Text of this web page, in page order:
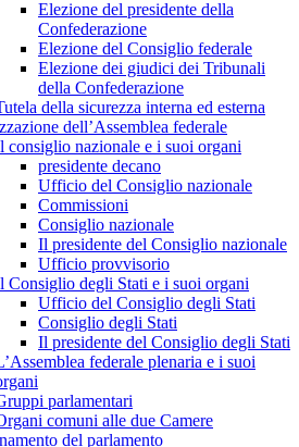
Elezione del presidente della
Confederazione
Elezione del Consiglio federale
Elezione dei giudici dei Tribunali
della Confederazione
della sicurezza interna ed esterna
dell’Assemblea federale
consiglio nazionale e i suoi organi
presidente decano
Ufficio del Consiglio nazionale
Commissioni
Consiglio nazionale
Il presidente del Consiglio nazionale
Ufficio provvisorio
Consiglio degli Stati e i suoi organi
Ufficio del Consiglio degli Stati
Consiglio degli Stati
Il presidente del Consiglio degli Stati
federale plenaria e i suoi
parlamentari
comuni alle due Camere
del parlamento